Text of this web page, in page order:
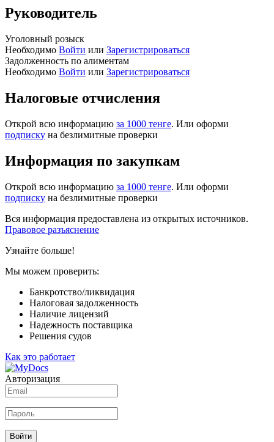
Руководитель
Уголовный розыск
Необходимо Войти или Зарегистрироваться
Задолженность по алиментам
Необходимо Войти или Зарегистрироваться
Налоговые отчисления
Открой всю информацию за 1000 тенге. Или оформи
подписку на безлимитные проверки
Информация по закупкам
Открой всю информацию за 1000 тенге. Или оформи
подписку на безлимитные проверки
Вся информация предоставлена из открытых источников.
Правовое разъяснение
Узнайте больше!
Мы можем проверить:
Банкротство/ликвидация
Налоговая задолженность
Наличие лицензий
Надежность поставщика
Решения судов
Как это работает
Авторизация
Войти